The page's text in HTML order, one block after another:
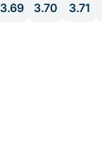
3.69 3.70 3.71